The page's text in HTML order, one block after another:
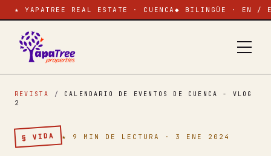
★ YAPATREE REAL ESTATE · CUENCA ◆ BILINGÜE · EN /
REVISTA / CALENDARIO DE EVENTOS DE CUENCA - VLOG
2
§ VIDA ★ 9 MIN DE LECTURA · 3 ENE 2024